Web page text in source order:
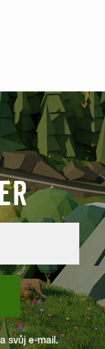
svůj e-mail.